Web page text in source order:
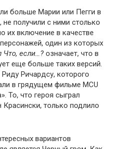
больше Марии или Пегги в
получили с ними столько
их включение в качестве
один из которых
Что, если…? означает, что в
еще больше таких версий.
Ричардсу, которого
в грядущем фильме MCU
То, что героя сыграл
только подлило
вариантов